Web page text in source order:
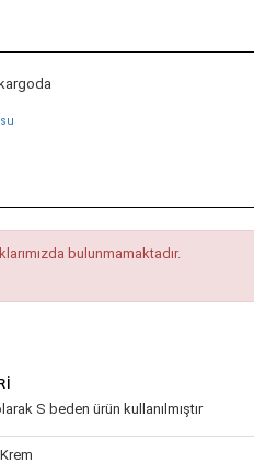
bulunmamaktadır.
S beden ürün kullanılmıştır
Krem